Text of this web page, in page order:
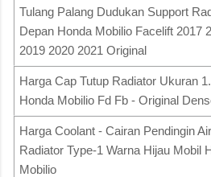
Tulang Palang Dudukan Support
Depan Honda Mobilio Facelift 2017
2019 2020 2021 Original
Harga Cap Tutup Radiator Ukuran
Honda Mobilio Fd Fb - Original
Harga Coolant - Cairan Pendingin Air
Radiator Type-1 Warna Hijau Mobil
Mobilio